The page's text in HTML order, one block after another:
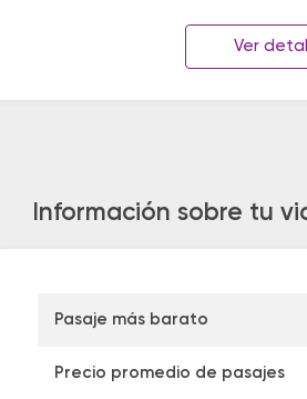
Ver
Información sobre tu
Pasaje más barato
Precio promedio de pasajes